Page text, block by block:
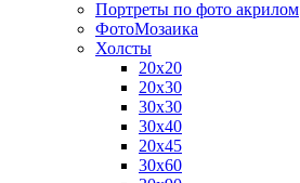
Портреты по фото акрилом
ФотоМозаика
Холсты
20х20
20х30
30х30
30х40
20х45
30х60